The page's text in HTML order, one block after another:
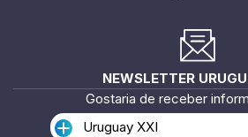
NEWSLETTER
Gostaria de receber
Uruguay XXI